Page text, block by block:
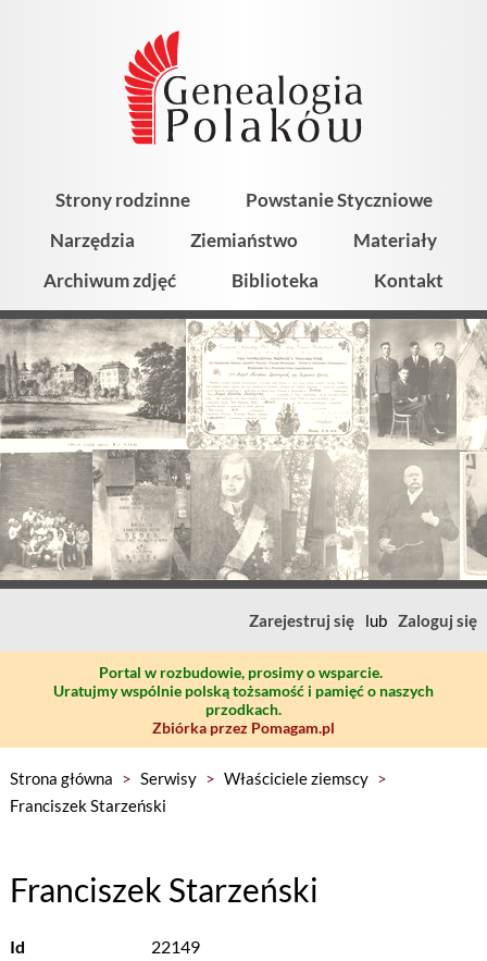
Strony rodzinne
Powstanie Styczniowe
Narzędzia
Ziemiaństwo
Materiały
Archiwum zdjęć
Biblioteka Kontakt
Zarejestruj się lub Zaloguj się
Portal w rozbudowie, prosimy o wsparcie.
Uratujmy wspólnie polską tożsamość i pamięć o naszych
przodkach.
Zbiórka przez Pomagam.pl
Strona główna > Serwisy > Właściciele ziemscy >
Franciszek Starzeński
Franciszek Starzeński
Id
22149